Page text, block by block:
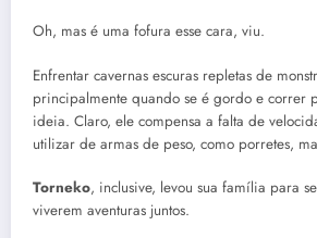
Oh, mas é uma fofura esse cara, viu.
Enfrentar cavernas escuras repletas de
principalmente quando se é gordo e correr
ideia. Claro, ele compensa a falta de
utilizar de armas de peso, como porretes,
Torneko, inclusive, levou sua família para
viverem aventuras juntos.